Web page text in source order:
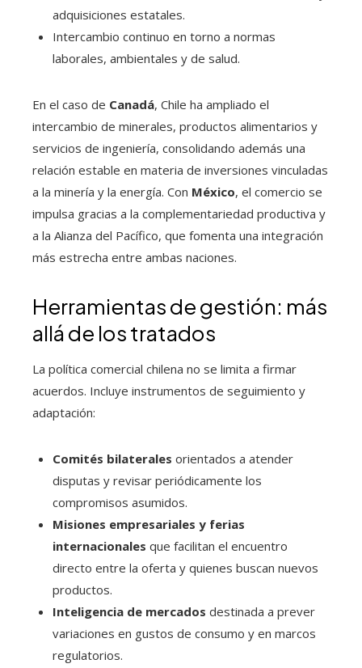
adquisiciones estatales.
Intercambio continuo en torno a normas
laborales, ambientales y de salud.
En el caso de Canadá, Chile ha ampliado el
intercambio de minerales, productos alimentarios y
servicios de ingeniería, consolidando además una
relación estable en materia de inversiones vinculadas
a la minería y la energía. Con México, el comercio se
impulsa gracias a la complementariedad productiva y
a la Alianza del Pacífico, que fomenta una integración
más estrecha entre ambas naciones.
Herramientas de gestión: más
allá de los tratados
La política comercial chilena no se limita a firmar
acuerdos. Incluye instrumentos de seguimiento y
adaptación:
Comités bilaterales orientados a atender
disputas y revisar periódicamente los
compromisos asumidos.
Misiones empresariales y ferias
internacionales que facilitan el encuentro
directo entre la oferta y quienes buscan nuevos
productos.
Inteligencia de mercados destinada a prever
variaciones en gustos de consumo y en marcos
regulatorios.